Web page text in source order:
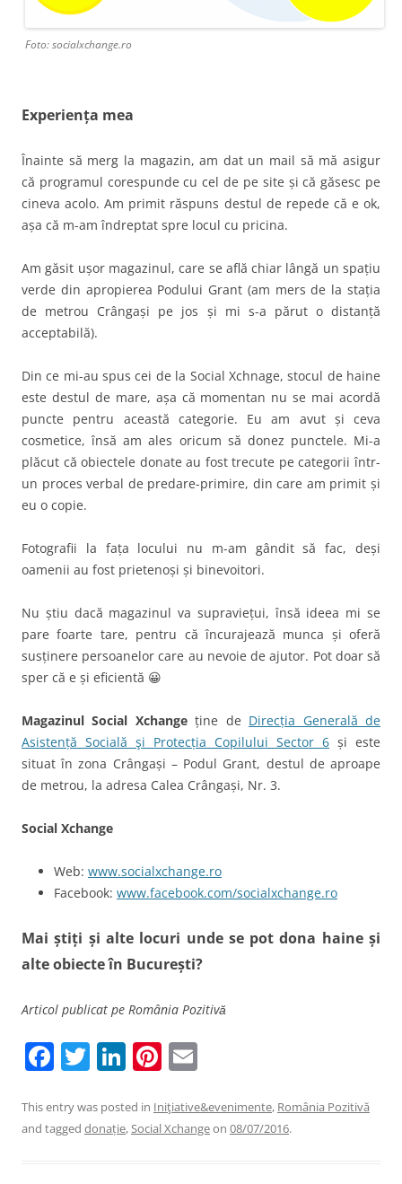
Foto: socialxchange.ro
Experiența mea
Înainte să merg la magazin, am dat un mail să mă asigur
că programul corespunde cu cel de pe site și că găsesc pe
cineva acolo. Am primit răspuns destul de repede că e ok,
așa că m-am îndreptat spre locul cu pricina.
Am găsit ușor magazinul, care se află chiar lângă un spațiu
verde din apropierea Podului Grant (am mers de la stația
de metrou Crângași pe jos și mi s-a părut o distanță
acceptabilă).
Din ce mi-au spus cei de la Social Xchnage, stocul de haine
este destul de mare, așa că momentan nu se mai acordă
puncte pentru această categorie. Eu am avut și ceva
cosmetice, însă am ales oricum să donez punctele. Mi-a
plăcut că obiectele donate au fost trecute pe categorii într-
un proces verbal de predare-primire, din care am primit și
eu o copie.
Fotografii la fața locului nu m-am gândit să fac, deși
oamenii au fost prietenoși și binevoitori.
Nu știu dacă magazinul va supraviețui, însă ideea mi se
pare foarte tare, pentru că încurajează munca și oferă
susținere persoanelor care au nevoie de ajutor. Pot doar să
sper că e și eficientă 😀
Magazinul Social Xchangeține de Direcția Generală de
Asistență Socială şi Protecția Copilului Sector 6 și este
situat în zona Crângași – Podul Grant, destul de aproape
de metrou, la adresa Calea Crângași, Nr. 3.
Social Xchange
Web: www.socialxchange.ro
Facebook: www.facebook.com/socialxchange.ro
Mai știți și alte locuri unde se pot dona haine și
alte obiecte în București?
Articol publicat pe România Pozitivă
F
c
e
T
itt
er
Li
k
e
Pi
er
e
ai
l
This entry was posted in Iniţiative&evenimente, România Pozitivă
and tagged donație,Social Xchangeon 08/07/2016.